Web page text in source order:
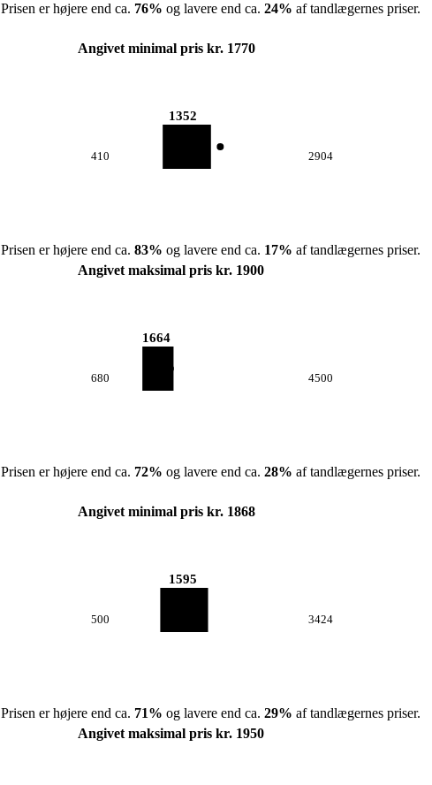
Prisen er højere end ca. 76% og lavere end ca. 24% af tandlægernes priser.
Angivet minimal pris kr. 1770
410
1352
2904
Prisen er højere end ca. 83% og lavere end ca. 17% af tandlægernes priser.
Angivet maksimal pris kr. 1900
680
1664
4500
Prisen er højere end ca. 72% og lavere end ca. 28% af tandlægernes priser.
Angivet minimal pris kr. 1868
500
1595
3424
Prisen er højere end ca. 71% og lavere end ca. 29% af tandlægernes priser.
Angivet maksimal pris kr. 1950